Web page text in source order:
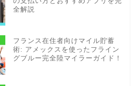
全解説
フランス在住者向けマイル貯蓄
術: アメックスを使ったフライン
グブルー完全陸マイラーガイド！